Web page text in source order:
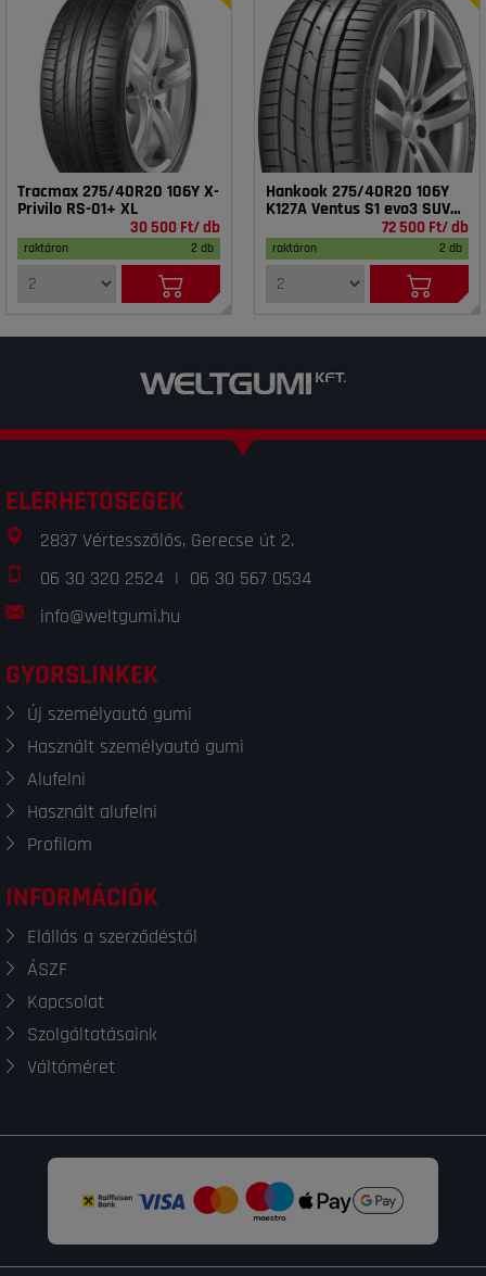
Tracmax 275/40R20 106Y X-
Privilo RS-01+ XL
30 500 Ft/ db
raktáron 2 db
Hankook 275/40R20 106Y
K127A Ventus S1 evo3 SUV
72 500 Ft/ db
raktáron 2 db
ELÉRHETŐSÉGEK
2837 Vértesszőlős, Gerecse út 2.
06 30 320 2524 | 06 30 567 0534
info@weltgumi.hu
GYORSLINKEK
Új személyautó gumi
Használt személyautó gumi
Alufelni
Használt alufelni
Profilom
INFORMÁCIÓK
Elállás a szerződéstől
ÁSZF
Kapcsolat
Szolgáltatásaink
Váltóméret